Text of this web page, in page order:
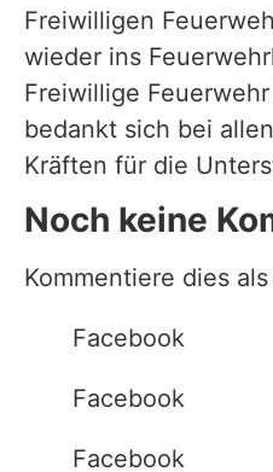
Freiwilligen
wieder ins
Freiwillige
bedankt sich bei
Kräften für die
Noch keine
Kommentiere dies
Facebook
Facebook
Facebook